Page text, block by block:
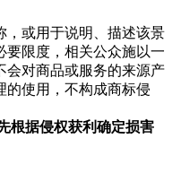
或用于说明、描述该景
要限度，相关公众施以一
会对商品或服务的来源产
的使用，不构成商标侵
根据侵权获利确定损害